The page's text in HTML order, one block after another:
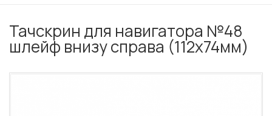
Тачскрин для навигатора №48
шлейф внизу справа (112х74мм)